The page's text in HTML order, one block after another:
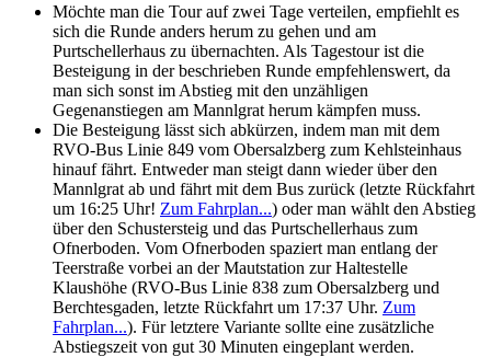
Möchte man die Tour auf zwei Tage verteilen, empfiehlt es
sich die Runde anders herum zu gehen und am
Purtschellerhaus zu übernachten. Als Tagestour ist die
Besteigung in der beschrieben Runde empfehlenswert, da
man sich sonst im Abstieg mit den unzähligen
Gegenanstiegen am Mannlgrat herum kämpfen muss.
Die Besteigung lässt sich abkürzen, indem man mit dem
RVO-Bus Linie 849 vom Obersalzberg zum Kehlsteinhaus
hinauf fährt. Entweder man steigt dann wieder über den
Mannlgrat ab und fährt mit dem Bus zurück (letzte Rückfahrt
um 16:25 Uhr! Zum Fahrplan...) oder man wählt den Abstieg
über den Schustersteig und das Purtschellerhaus zum
Ofnerboden. Vom Ofnerboden spaziert man entlang der
Teerstraße vorbei an der Mautstation zur Haltestelle
Klaushöhe (RVO-Bus Linie 838 zum Obersalzberg und
Berchtesgaden, letzte Rückfahrt um 17:37 Uhr. Zum
Fahrplan...). Für letztere Variante sollte eine zusätzliche
Abstiegszeit von gut 30 Minuten eingeplant werden.